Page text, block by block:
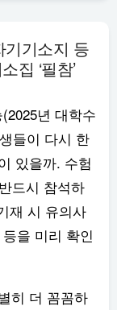
기소지 등
집 ‘필참’
년 대학수
들이 다시 한
있을까. 수험
드시 참석하
재 시 유의사
을 미리 확인
히 더 꼼꼼하